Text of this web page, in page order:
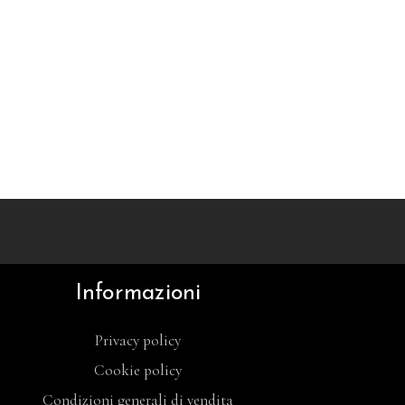
Informazioni
Privacy policy
Cookie policy
Condizioni generali di vendita